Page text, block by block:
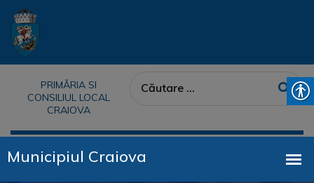
PRIMĂRIA SI
CONSILIUL LOCAL
CRAIOVA